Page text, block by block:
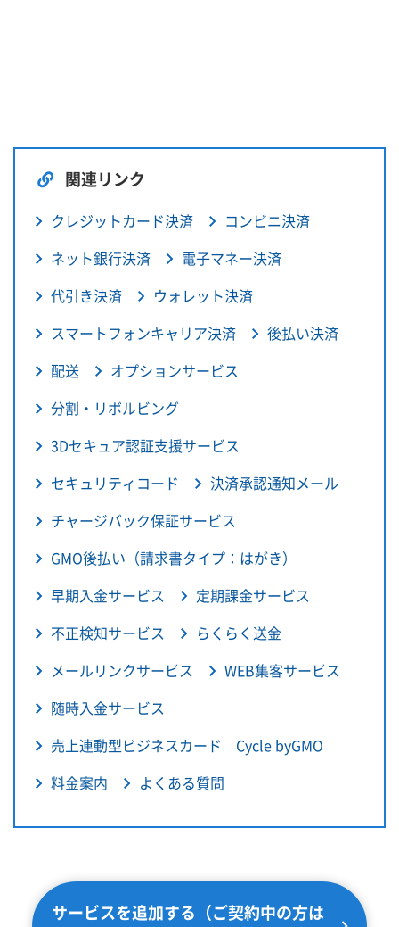
関連リンク
クレジットカード決済
コンビニ決済
ネット銀行決済
電子マネー決済
代引き決済
ウォレット決済
スマートフォンキャリア決済
後払い決済
配送
オプションサービス
分割・リボルビング
3Dセキュア認証支援サービス
セキュリティコード
決済承認通知メール
チャージバック保証サービス
GMO後払い（請求書タイプ：はがき）
早期入金サービス
定期課金サービス
不正検知サービス
らくらく送金
メールリンクサービス
WEB集客サービス
随時入金サービス
売上連動型ビジネスカード Cycle byGMO
料金案内
よくある質問
サービスを追加する（ご契約中の方は